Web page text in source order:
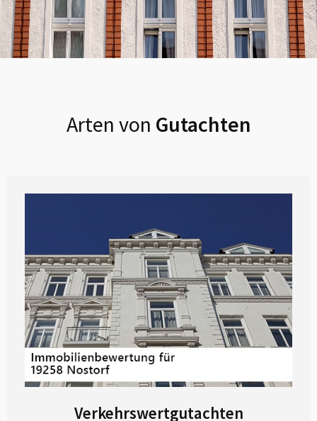
Arten von Gutachten
Verkehrswertgutachten